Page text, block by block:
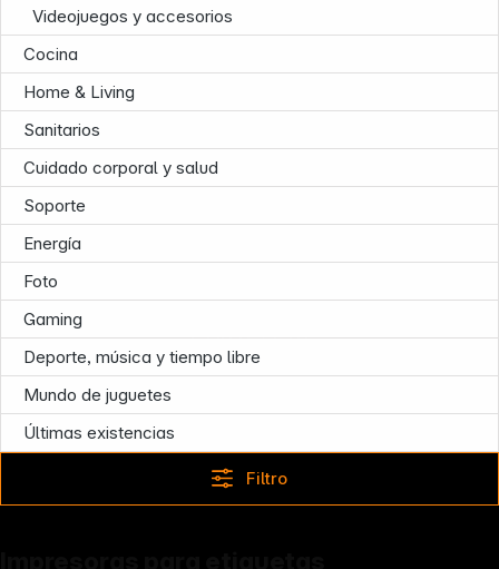
Videojuegos y accesorios
Cocina
Home & Living
Sanitarios
Cuidado corporal y salud
Soporte
Energía
Foto
Gaming
Deporte, música y tiempo libre
Mundo de juguetes
Últimas existencias
Filtro
Follow us on